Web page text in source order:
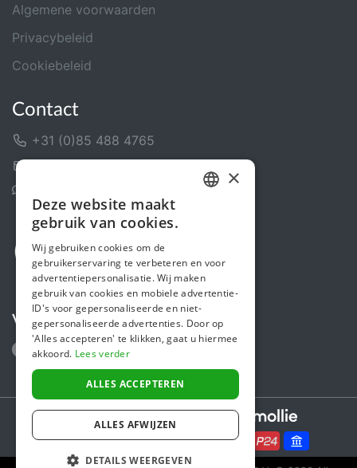
Algemene voorwaarden
Privacybeleid
Cookiebeleid
Contact
+31 (0)85 488 4765
Volg ons
Secure payments powered by
ENGLISH
×
Deze website maakt
gebruik van cookies.
Wij gebruiken cookies om de
gebruikerservaring te verbeteren en voor
advertentiepersonalisatie. Wij maken
gebruik van cookies en mobiele advertentie-
ID's voor gepersonaliseerde en niet-
gepersonaliseerde advertenties. Door op
'Alles accepteren' te klikken, gaat u hiermee
akkoord. Lees verder
ALLES ACCEPTEREN
ALLES AFWIJZEN
DETAILS WEERGEVEN